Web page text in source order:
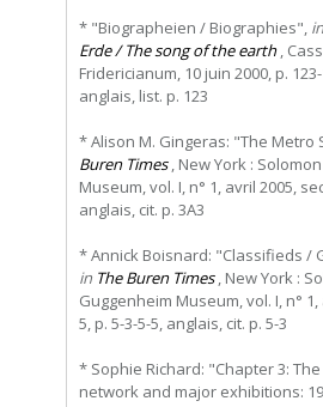
* "Biographeien / Biographies", in
Erde / The song of the earth,
Fridericianum, 10 juin 2000, p.
anglais, list. p. 123
* Alison M. Gingeras: "The Metro
Buren Times, New York :
Museum, vol. I, n° 1, avril 2005,
anglais, cit. p. 3A3
* Annick Boisnard: "Classifieds /
in The Buren Times, New York :
Guggenheim Museum, vol. I, n°
5, p. 5-3-5-5, anglais, cit. p. 5-3
* Sophie Richard: "Chapter 3:
network and major exhibitions: